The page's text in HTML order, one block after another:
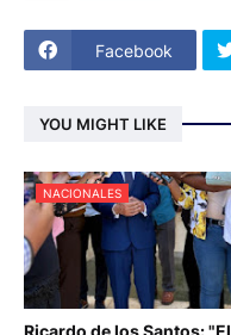
Facebook
YOU MIGHT LIKE
NACIONALES